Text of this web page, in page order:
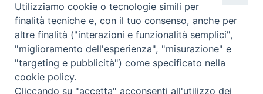
Ufficio Comunicazioni sociali
Piazza Giovene 4 – 70056 Molfetta (BA)
comunicazionisociali@diocesimolfetta.it
Utilizziamo cookie o tecnologie simili per
finalità tecniche e, con il tuo consenso, anche per
altre finalità ("interazioni e funzionalità semplici",
"miglioramento dell'esperienza", "misurazione" e
"targeting e pubblicità") come specificato nella
cookie policy.
Cliccando su "accetta" acconsenti all'utilizzo dei